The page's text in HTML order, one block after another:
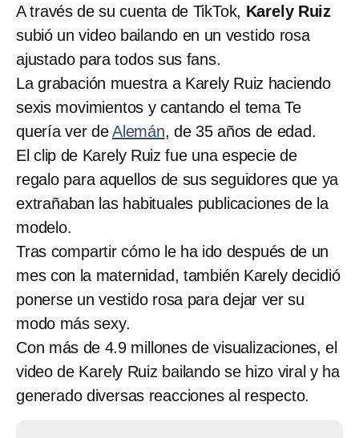
A través de su cuenta de TikTok, Karely Ruiz
subió un video bailando en un vestido rosa
ajustado para todos sus fans.
La grabación muestra a Karely Ruiz haciendo
sexis movimientos y cantando el tema Te
quería ver deAlemán, de 35 años de edad.
El clip de Karely Ruiz fue una especie de
regalo para aquellos de sus seguidores que ya
extrañaban las habituales publicaciones de la
modelo.
Tras compartir cómo le ha ido después de un
mes con la maternidad, también Karely decidió
ponerse un vestido rosa para dejar ver su
modo más sexy.
Con más de 4.9 millones de visualizaciones, el
video de Karely Ruiz bailando se hizo viral y ha
generado diversas reacciones al respecto.